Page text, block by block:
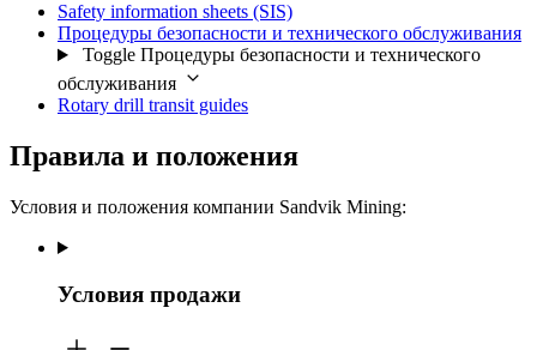
Safety information sheets (SIS)
Процедуры безопасности и технического обслуживания
Toggle Процедуры безопасности и технического
обслуживания
Rotary drill transit guides
Правила и положения
Условия и положения компании Sandvik Mining:
Условия продажи